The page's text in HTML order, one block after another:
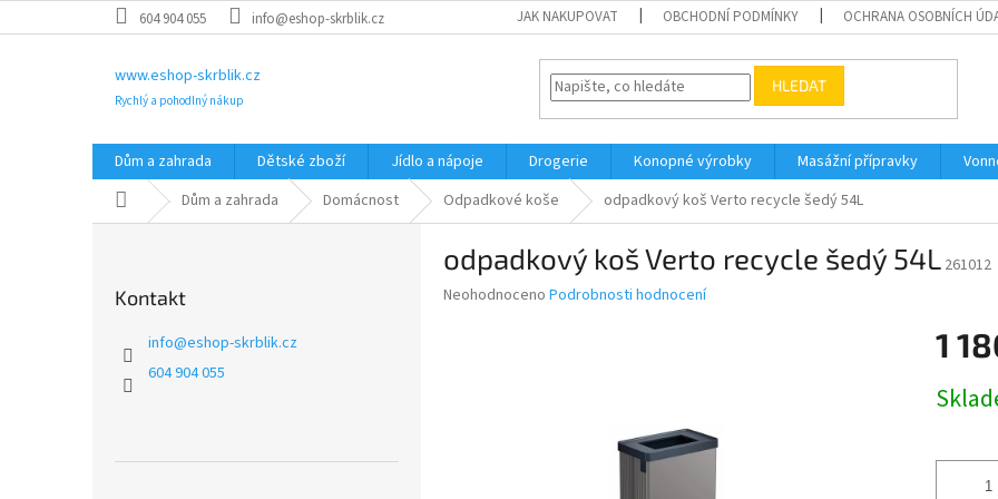
na
604 904 055 info@eshop-skrblik.cz JAK NAKUPOVAT OBCHODNÍ PODMÍNKY OCHRANA OSOBNÍCH
www.eshop-skrblik.cz
Rychlý a pohodlný nákup
HLEDAT
Dům a zahrada Dětské zboží Jídlo a nápoje Drogerie Konopné výrobky Masážní přípravky
Domů Dům a zahrada Domácnost Odpadkové koše odpadkový koš Verto recycle šedý 54L
Kontakt
info@eshop-skrblik.cz
604 904 055
odpadkový koš Verto recycle šedý 54L 261012
Průměrné
Neohodnoceno Podrobnosti hodnocení
1
cena: